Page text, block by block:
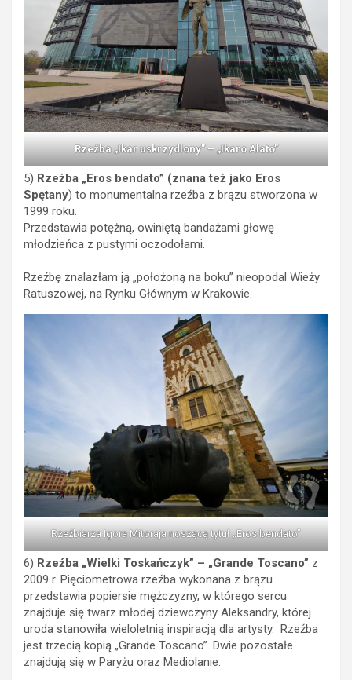
Rzeźba „Ikar uskrzydlony” – „Ikaro Alato”
5) Rzeżba „Eros bendato” (znana też jako Eros
Spętany) to monumentalna rzeźba z brązu stworzona w
1999 roku.
Przedstawia potężną, owiniętą bandażami głowę
młodzieńca z pustymi oczodołami.
Rzeźbę znalazłam ją „położoną na boku” nieopodal Wieży
Ratuszowej, na Rynku Głównym w Krakowie.
Rzeźbiarza Igora Mitoraja noszącą tytuł „Eros bendato”
6) Rzeźba „Wielki Toskańczyk” – „Grande Toscano” z
2009 r. Pięciometrowa rzeźba wykonana z brązu
przedstawia popiersie mężczyzny, w którego sercu
znajduje się twarz młodej dziewczyny Aleksandry, której
uroda stanowiła wieloletnią inspiracją dla artysty. Rzeźba
jest trzecią kopią „Grande Toscano”. Dwie pozostałe
znajdują się w Paryżu oraz Mediolanie.